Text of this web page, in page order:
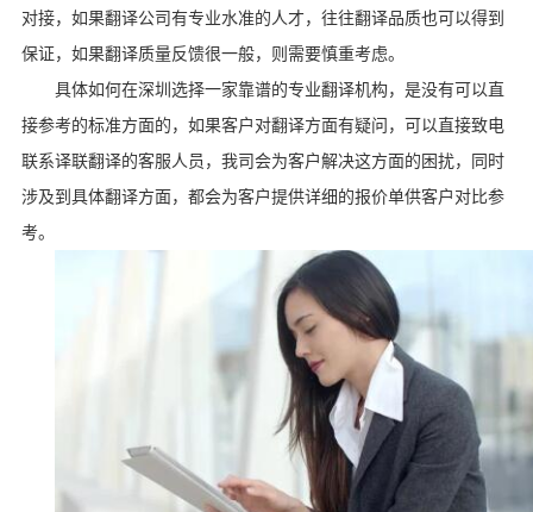
对接，如果翻译公司有专业水准的人才，往往翻译品质也可以得到
保证，如果翻译质量反馈很一般，则需要慎重考虑。
具体如何在深圳选择一家靠谱的专业翻译机构，是没有可以直
接参考的标准方面的，如果客户对翻译方面有疑问，可以直接致电
联系译联翻译的客服人员，我司会为客户解决这方面的困扰，同时
涉及到具体翻译方面，都会为客户提供详细的报价单供客户对比参
考。